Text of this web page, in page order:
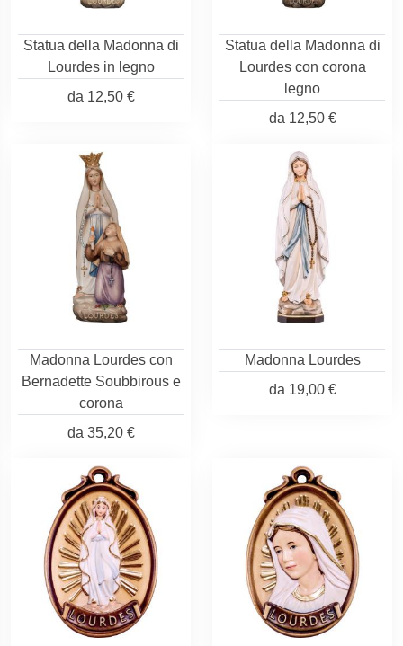
Statua della Madonna di
Lourdes in legno
da 12,50 €
Statua della Madonna di
Lourdes con corona
legno
da 12,50 €
Madonna Lourdes con
Bernadette Soubbirous e
corona
da 35,20 €
Madonna Lourdes
da 19,00 €